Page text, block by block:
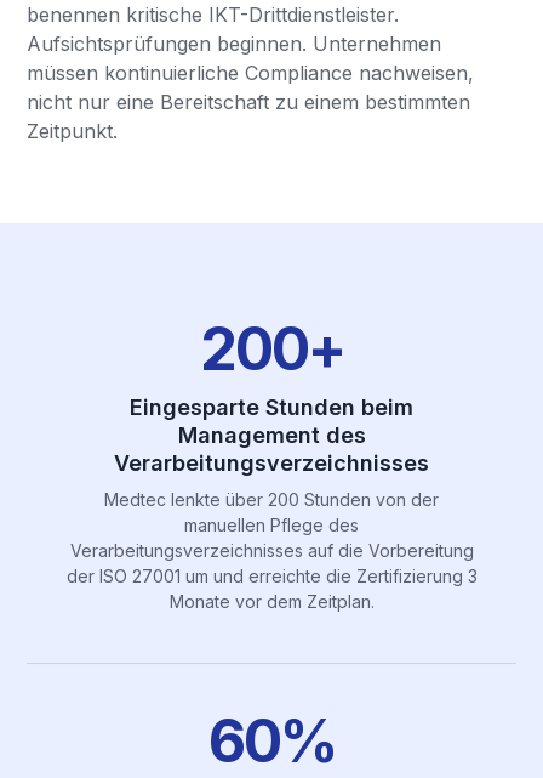
benennen kritische IKT-Drittdienstleister.
Aufsichtsprüfungen beginnen. Unternehmen
müssen kontinuierliche Compliance nachweisen,
nicht nur eine Bereitschaft zu einem bestimmten
Zeitpunkt.
200+
Eingesparte Stunden beim
Management des
Verarbeitungsverzeichnisses
Medtec lenkte über 200 Stunden von der
manuellen Pflege des
Verarbeitungsverzeichnisses auf die Vorbereitung
der ISO 27001 um und erreichte die Zertifizierung 3
Monate vor dem Zeitplan.
60%